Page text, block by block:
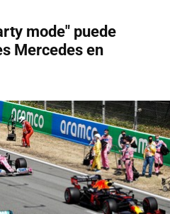
mode" puede
Mercedes en